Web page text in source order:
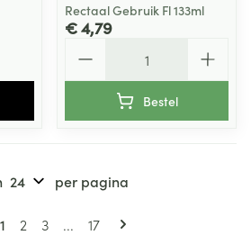
Rectaal Gebruik Fl 133ml
€ 4,79
Bestel
Pagina's
U lees momenteel pagina
1 Pagina
2 Pagina
3 ... Pagina
17
per pagina